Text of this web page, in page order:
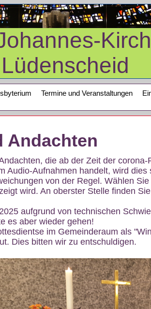
Lüdenscheid
Termine und Veranstaltungen
Andachten
die ab der Zeit der
Audio-Aufnahmen handelt, wird
von der Regel. Wählen
wird. An oberster Stelle finden
aufgrund von technischen
es aber wieder gehen!
im Gemeinderaum als
Dies bitten wir zu entschuldigen.